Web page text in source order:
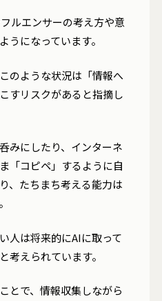
ルエンサーの考え方や意
うになっています。
のような状況は「情報へ
すリスクがあると指摘し
みにしたり、インターネ
「コピペ」するように自
、たちまち考える能力は
人は将来的にAIに取って
考えられています。
とで、情報収集しながら